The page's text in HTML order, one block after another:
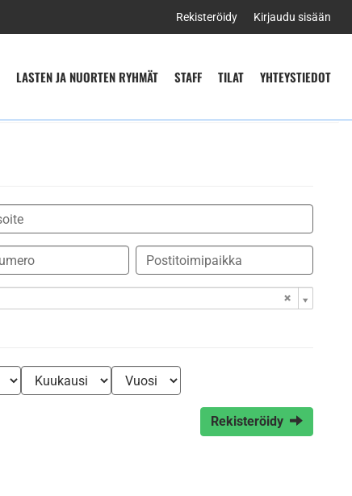
Rekisteröidy Kirjaudu sisään
LASTEN JA NUORTEN RYHMÄT STAFF TILAT YHTEYSTIEDOT
Rekisteröidy